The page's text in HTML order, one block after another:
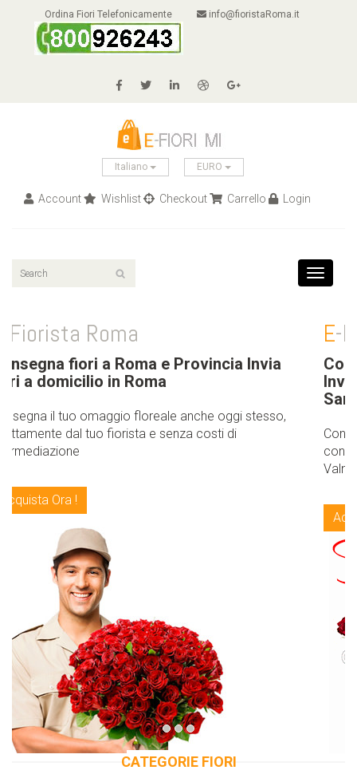
Ordina Fiori Telefonicamente info@fioristaRoma.it
Italiano EURO
Account Wishlist Checkout Carrello Login
Toggle
E-Fiorista Roma
Consegna fiori a San Valnetino Roma,
Invia Bouquet di fiori e piante a Roma per
Consegna fiori a domicilio a San Valnetino Roma fai
consegnare un bouquet di rose rosse per San
Acquista Ora !